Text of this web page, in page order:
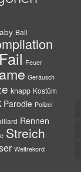
Ball
Fail Feuer
Geräusch
knapp Kostüm
Parodie Polizei
Rennen
Streich
Weltrekord